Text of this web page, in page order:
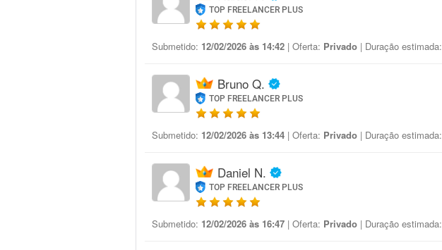
TOP FREELANCER PLUS
Submetido: 12/02/2026 às 14:42 | Oferta: Privado | Duração estimada:
Bruno Q.
TOP FREELANCER PLUS
Submetido: 12/02/2026 às 13:44 | Oferta: Privado | Duração estimada:
Daniel N.
TOP FREELANCER PLUS
Submetido: 12/02/2026 às 16:47 | Oferta: Privado | Duração estimada: